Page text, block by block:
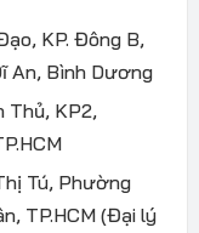
KP. Đông B,
An, Bình Dương
Thủ, KP2,
Tú, Phường
TP.HCM (Đại lý